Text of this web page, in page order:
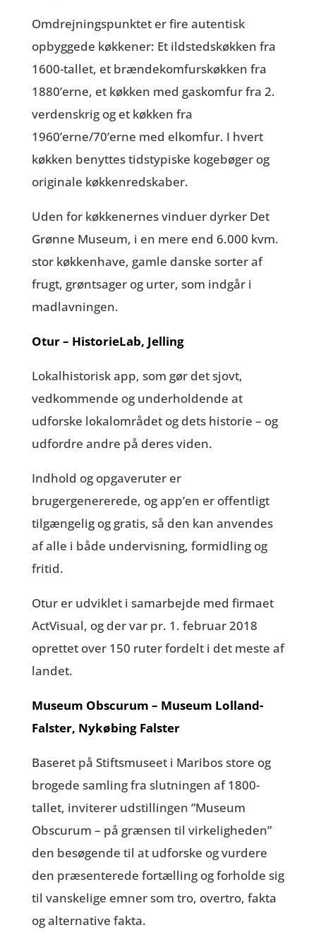
Omdrejningspunktet er fire autentisk
opbyggede køkkener: Et ildstedskøkken fra
1600-tallet, et brændekomfurskøkken fra
1880’erne, et køkken med gaskomfur fra 2.
verdenskrig og et køkken fra
1960’erne/70’erne med elkomfur. I hvert
køkken benyttes tidstypiske kogebøger og
originale køkkenredskaber.
Uden for køkkenernes vinduer dyrker Det
Grønne Museum, i en mere end 6.000 kvm.
stor køkkenhave, gamle danske sorter af
frugt, grøntsager og urter, som indgår i
madlavningen.
Otur – HistorieLab, Jelling
Lokalhistorisk app, som gør det sjovt,
vedkommende og underholdende at
udforske lokalområdet og dets historie – og
udfordre andre på deres viden.
Indhold og opgaveruter er
brugergenererede, og app’en er offentligt
tilgængelig og gratis, så den kan anvendes
af alle i både undervisning, formidling og
fritid.
Otur er udviklet i samarbejde med firmaet
ActVisual, og der var pr. 1. februar 2018
oprettet over 150 ruter fordelt i det meste af
landet.
Museum Obscurum – Museum Lolland-
Falster, Nykøbing Falster
Baseret på Stiftsmuseet i Maribos store og
brogede samling fra slutningen af 1800-
tallet, inviterer udstillingen ”Museum
Obscurum – på grænsen til virkeligheden”
den besøgende til at udforske og vurdere
den præsenterede fortælling og forholde sig
til vanskelige emner som tro, overtro, fakta
og alternative fakta.